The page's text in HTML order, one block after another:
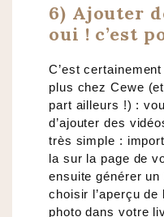
6) Ajouter
oui ! c’est
C’est certainement
plus chez Cewe
part ailleurs !) :
d’ajouter des
très simple :
la sur la page de
ensuite générer
choisir l’aperçu
photo dans votre